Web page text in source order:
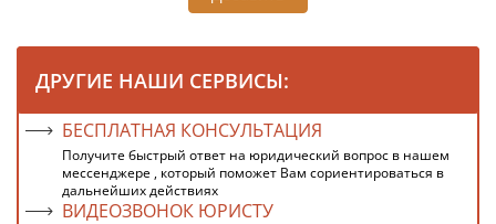
ДРУГИЕ НАШИ СЕРВИСЫ:
БЕСПЛАТНАЯ КОНСУЛЬТАЦИЯ
Получите быстрый ответ на юридический вопрос в нашем
мессенджере , который поможет Вам сориентироваться в
дальнейших действиях
ВИДЕОЗВОНОК ЮРИСТУ